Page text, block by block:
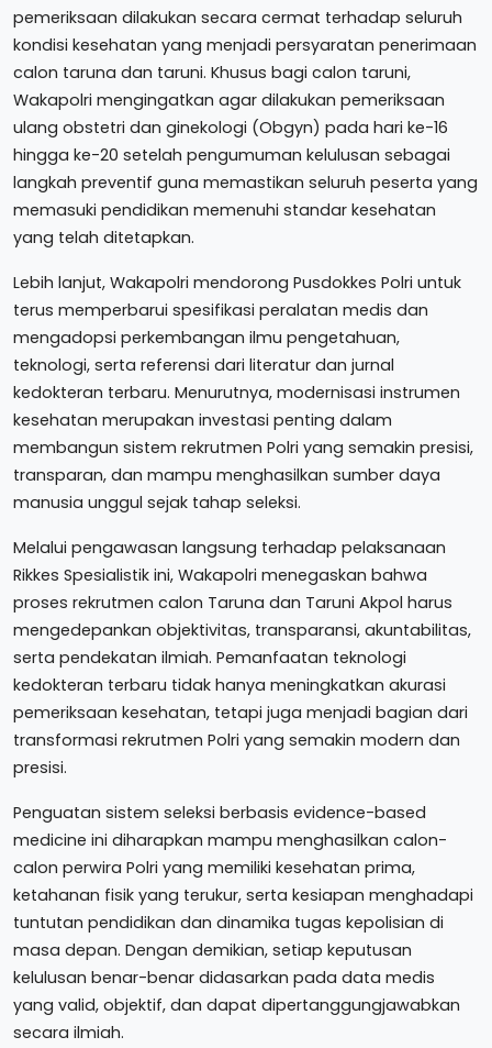
pemeriksaan dilakukan secara cermat terhadap seluruh
kondisi kesehatan yang menjadi persyaratan penerimaan
calon taruna dan taruni. Khusus bagi calon taruni,
Wakapolri mengingatkan agar dilakukan pemeriksaan
ulang obstetri dan ginekologi (Obgyn) pada hari ke-16
hingga ke-20 setelah pengumuman kelulusan sebagai
langkah preventif guna memastikan seluruh peserta yang
memasuki pendidikan memenuhi standar kesehatan
yang telah ditetapkan.
Lebih lanjut, Wakapolri mendorong Pusdokkes Polri untuk
terus memperbarui spesifikasi peralatan medis dan
mengadopsi perkembangan ilmu pengetahuan,
teknologi, serta referensi dari literatur dan jurnal
kedokteran terbaru. Menurutnya, modernisasi instrumen
kesehatan merupakan investasi penting dalam
membangun sistem rekrutmen Polri yang semakin presisi,
transparan, dan mampu menghasilkan sumber daya
manusia unggul sejak tahap seleksi.
Melalui pengawasan langsung terhadap pelaksanaan
Rikkes Spesialistik ini, Wakapolri menegaskan bahwa
proses rekrutmen calon Taruna dan Taruni Akpol harus
mengedepankan objektivitas, transparansi, akuntabilitas,
serta pendekatan ilmiah. Pemanfaatan teknologi
kedokteran terbaru tidak hanya meningkatkan akurasi
pemeriksaan kesehatan, tetapi juga menjadi bagian dari
transformasi rekrutmen Polri yang semakin modern dan
presisi.
Penguatan sistem seleksi berbasis evidence-based
medicine ini diharapkan mampu menghasilkan calon-
calon perwira Polri yang memiliki kesehatan prima,
ketahanan fisik yang terukur, serta kesiapan menghadapi
tuntutan pendidikan dan dinamika tugas kepolisian di
masa depan. Dengan demikian, setiap keputusan
kelulusan benar-benar didasarkan pada data medis
yang valid, objektif, dan dapat dipertanggungjawabkan
secara ilmiah.